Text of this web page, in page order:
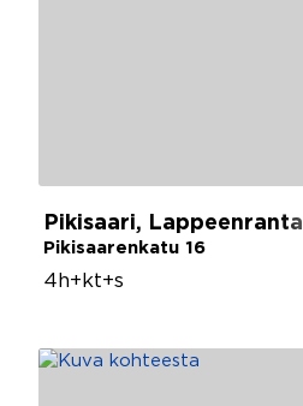
Pikisaari, Lappeenranta
Pikisaarenkatu 16
4h+kt+s